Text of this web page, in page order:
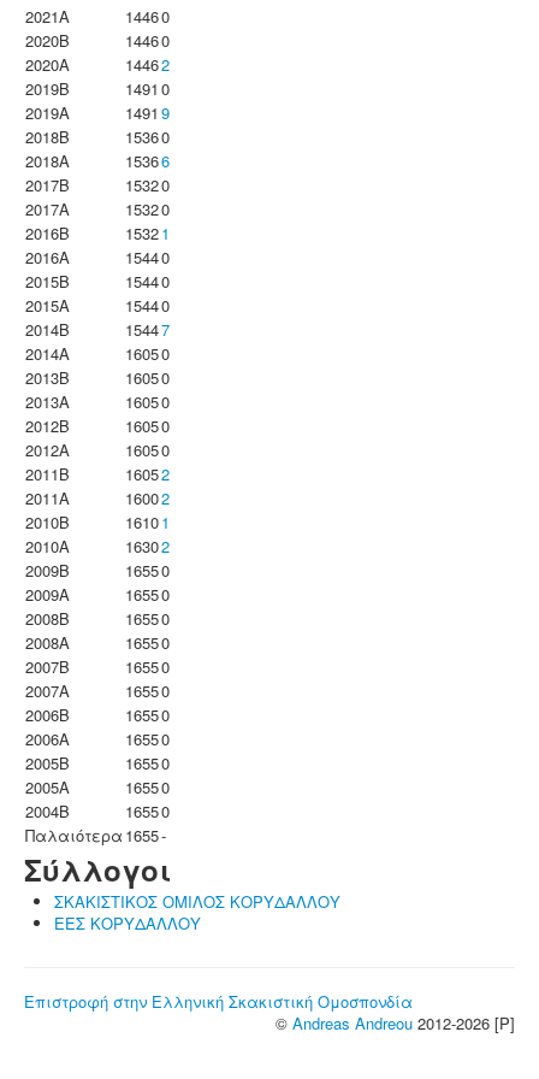
2021A
14460
2020B
14460
2020A
14462
2019B
1491 0
2019A
1491 9
2018B
15360
2018A
15366
2017B
15320
2017A
15320
2016B
15321
2016A
15440
2015B
15440
2015A
15440
2014B
15447
2014A
16050
2013B
16050
2013A
16050
2012B
16050
2012A
16050
2011B
16052
2011A
16002
2010B
16101
2010A
16302
2009B
16550
2009A
16550
2008B
16550
2008A
16550
2007B
16550
2007A
16550
2006B
16550
2006A
16550
2005B
16550
2005A
16550
2004B
16550
Παλαιότερα 1655-
Σύλλογοι
ΣΚΑΚΙΣΤΙΚΟΣ ΟΜΙΛΟΣ ΚΟΡΥΔΑΛΛΟΥ
ΕΕΣ ΚΟΡΥΔΑΛΛΟΥ
Επιστροφή στην Ελληνική Σκακιστική Ομοσπονδία
© Andreas Andreou 2012-2026 [P]